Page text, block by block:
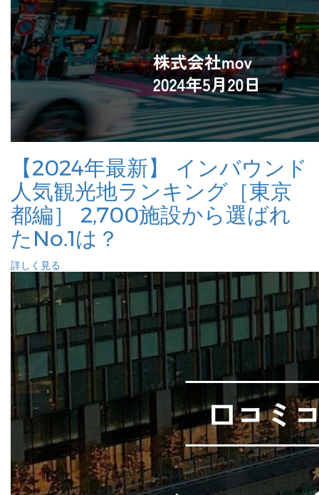
【2024年最新】 インバウンド
人気観光地ランキング［東京
都編］ 2,700施設から選ばれ
たNo.1は？
詳しく見る